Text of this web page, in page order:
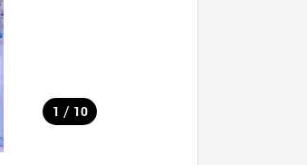
1 / 10